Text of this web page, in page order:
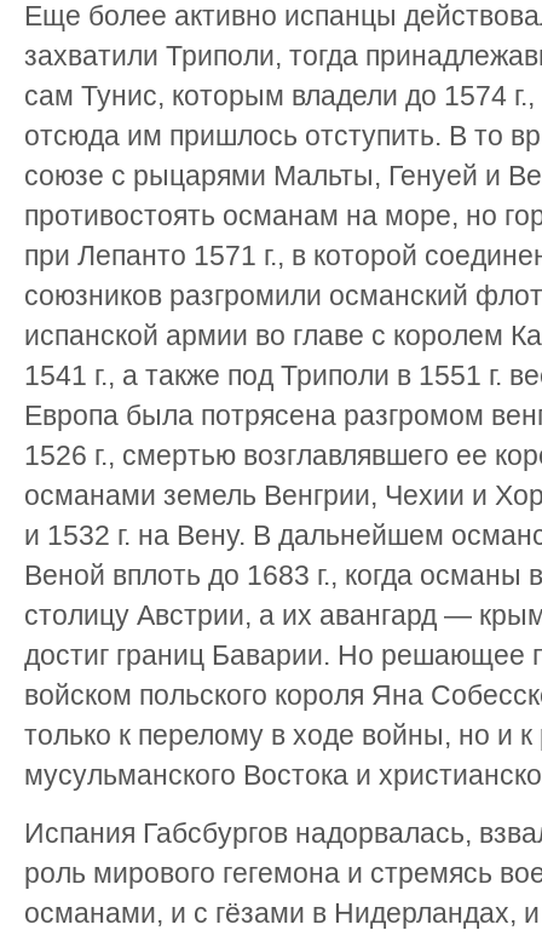
Еще более активно испанцы
захватили Триполи, тогда
сам Тунис, которым владели до 1574
отсюда им пришлось отступить. В то
союзе с рыцарями Мальты, Генуей и
противостоять османам на море, но
при Лепанто 1571 г., в которой
союзников разгромили османский
испанской армии во главе с королем
1541 г., а также под Триполи в 1551 г.
Европа была потрясена разгромом
1526 г., смертью возглавлявшего ее
османами земель Венгрии, Чехии и
и 1532 г. на Вену. В дальнейшем
Веной вплоть до 1683 г., когда османы
столицу Австрии, а их авангард —
достиг границ Баварии. Но решающее
войском польского короля Яна
только к перелому в ходе войны, но и
мусульманского Востока и
Испания Габсбургов надорвалась,
роль мирового гегемона и стремясь
османами, и с гёзами в Нидерландах,